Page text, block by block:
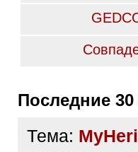
Последние
Тема: